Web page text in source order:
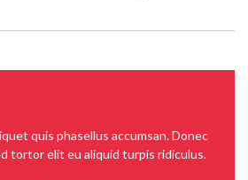
quis phasellus accumsan. Donec
tortor elit eu aliquid turpis ridiculus.